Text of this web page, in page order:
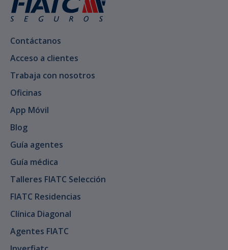
Contáctanos
Acceso a clientes
Trabaja con nosotros
Oficinas
App Móvil
Blog
Guía agentes
Guía médica
Talleres FIATC Selección
FIATC Residencias
Clínica Diagonal
Agentes FIATC